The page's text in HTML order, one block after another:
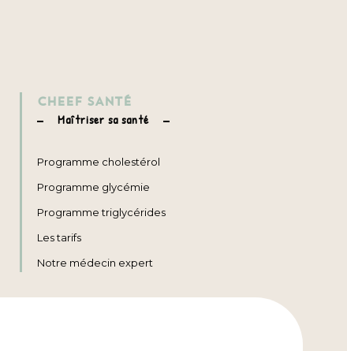
CHEEF SANTÉ
Maîtriser sa santé
Programme cholestérol
Programme glycémie
Programme triglycérides
Les tarifs
Notre médecin expert